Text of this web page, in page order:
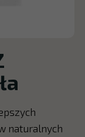
naturalnych